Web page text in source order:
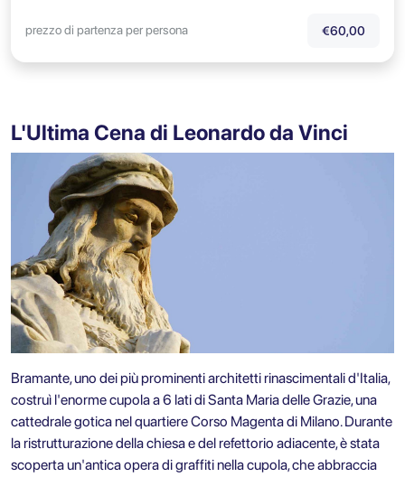
prezzo di partenza per persona €60,00
L'Ultima Cena di Leonardo da Vinci
Bramante, uno dei più prominenti architetti rinascimentali d'Italia,
costruì l'enorme cupola a 6 lati di Santa Maria delle Grazie, una
cattedrale gotica nel quartiere Corso Magenta di Milano. Durante
la ristrutturazione della chiesa e del refettorio adiacente, è stata
scoperta un'antica opera di graffiti nella cupola, che abbraccia